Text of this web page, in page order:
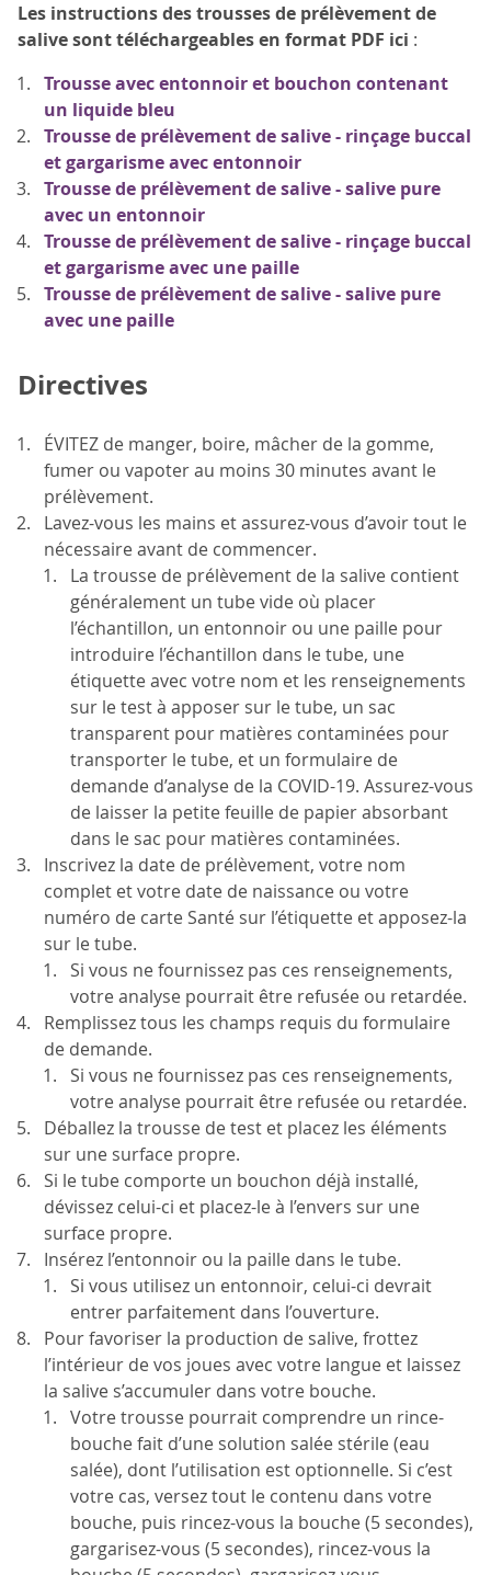
Les instructions des trousses de prélèvement de
salive sont téléchargeables en format PDF ici :
Trousse avec entonnoir et bouchon contenant
un liquide bleu
Trousse de prélèvement de salive - rinçage buccal
et gargarisme avec entonnoir
Trousse de prélèvement de salive - salive pure
avec un entonnoir
Trousse de prélèvement de salive - rinçage buccal
et gargarisme avec une paille
Trousse de prélèvement de salive - salive pure
avec une paille
Directives
ÉVITEZ de manger, boire, mâcher de la gomme,
fumer ou vapoter au moins 30 minutes avant le
prélèvement.
Lavez-vous les mains et assurez-vous d’avoir tout le
nécessaire avant de commencer.
La trousse de prélèvement de la salive contient
généralement un tube vide où placer
l’échantillon, un entonnoir ou une paille pour
introduire l’échantillon dans le tube, une
étiquette avec votre nom et les renseignements
sur le test à apposer sur le tube, un sac
transparent pour matières contaminées pour
transporter le tube, et un formulaire de
demande d’analyse de la COVID-19. Assurez-vous
de laisser la petite feuille de papier absorbant
dans le sac pour matières contaminées.
Inscrivez la date de prélèvement, votre nom
complet et votre date de naissance ou votre
numéro de carte Santé sur l’étiquette et apposez-la
sur le tube.
Si vous ne fournissez pas ces renseignements,
votre analyse pourrait être refusée ou retardée.
Remplissez tous les champs requis du formulaire
de demande.
Si vous ne fournissez pas ces renseignements,
votre analyse pourrait être refusée ou retardée.
Déballez la trousse de test et placez les éléments
sur une surface propre.
Si le tube comporte un bouchon déjà installé,
dévissez celui-ci et placez-le à l’envers sur une
surface propre.
Insérez l’entonnoir ou la paille dans le tube.
Si vous utilisez un entonnoir, celui-ci devrait
entrer parfaitement dans l’ouverture.
Pour favoriser la production de salive, frottez
l’intérieur de vos joues avec votre langue et laissez
la salive s’accumuler dans votre bouche.
Votre trousse pourrait comprendre un rince-
bouche fait d’une solution salée stérile (eau
salée), dont l’utilisation est optionnelle. Si c’est
votre cas, versez tout le contenu dans votre
bouche, puis rincez-vous la bouche (5 secondes),
gargarisez-vous (5 secondes), rincez-vous la